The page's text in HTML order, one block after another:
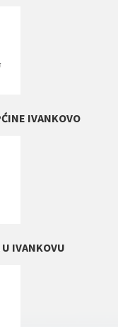
IVANKOVO
IVANKOVU